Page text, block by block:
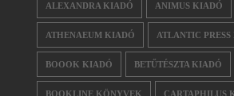
ALEXANDRA KIADÓ ANIMUS KIADÓ
ATHENAEUM KIADÓ ATLANTIC
BOOOK KIADÓ BETŰTÉSZTA KIADÓ
BOOKLINE KÖNYVEK CARTAPHILUS